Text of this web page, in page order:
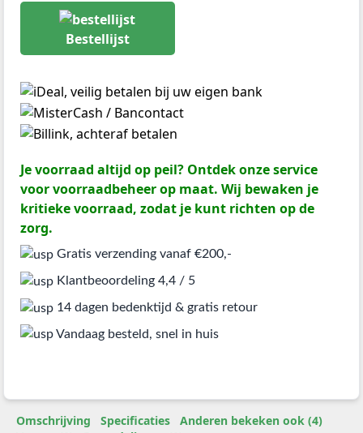
Bestellijst
Je voorraad altijd op peil? Ontdek onze service
voor voorraadbeheer op maat. Wij bewaken je
kritieke voorraad, zodat je kunt richten op de
zorg.
Gratis verzending vanaf €200,-
Klantbeoordeling 4,4 / 5
14 dagen bedenktijd & gratis retour
Vandaag besteld, snel in huis
Omschrijving Specificaties
Anderen bekeken ook (4)